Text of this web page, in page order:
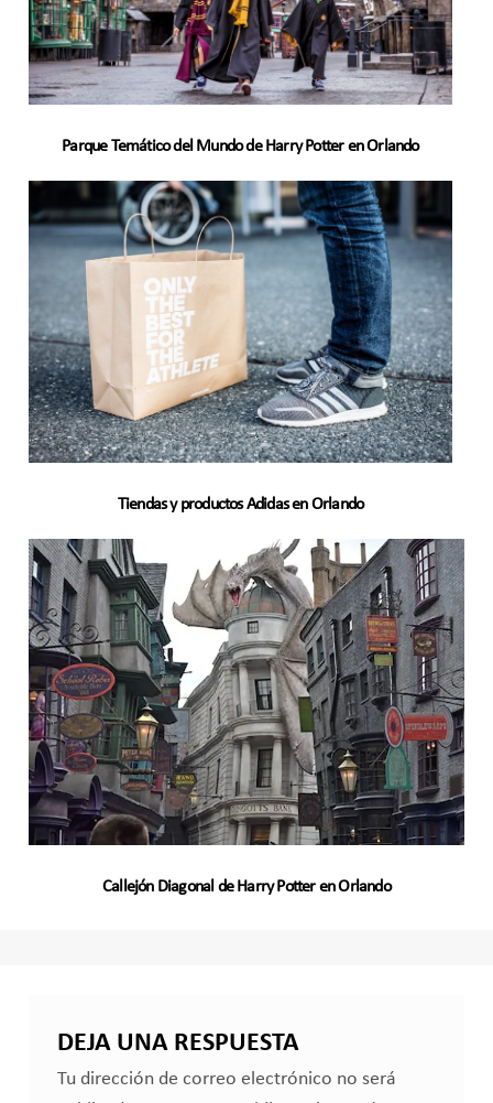
Parque Temático del Mundo de Harry Potter en Orlando
Tiendas y productos Adidas en Orlando
Callejón Diagonal de Harry Potter en Orlando
DEJA UNA RESPUESTA
Tu dirección de correo electrónico no será